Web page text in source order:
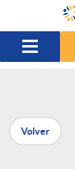
Saltar al
P
u
Volver